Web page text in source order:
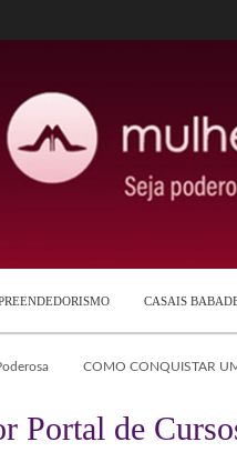
CASAIS
COMO CONQUISTAR
Portal de